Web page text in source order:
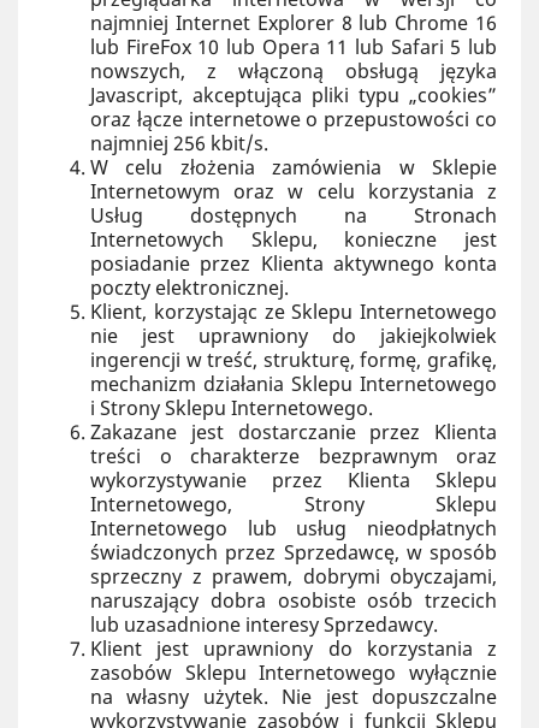
najmniej Internet Explorer 8 lub Chrome 16
lub FireFox 10 lub Opera 11 lub Safari 5 lub
nowszych, z włączoną obsługą języka
Javascript, akceptująca pliki typu „cookies”
oraz łącze internetowe o przepustowości co
najmniej 256 kbit/s.
W celu złożenia zamówienia w Sklepie
Internetowym oraz w celu korzystania z
Usług dostępnych na Stronach
Internetowych Sklepu, konieczne jest
posiadanie przez Klienta aktywnego konta
poczty elektronicznej.
Klient, korzystając ze Sklepu Internetowego
nie jest uprawniony do jakiejkolwiek
ingerencji w treść, strukturę, formę, grafikę,
mechanizm działania Sklepu Internetowego
i Strony Sklepu Internetowego.
Zakazane jest dostarczanie przez Klienta
treści o charakterze bezprawnym oraz
wykorzystywanie przez Klienta Sklepu
Internetowego, Strony Sklepu
Internetowego lub usług nieodpłatnych
świadczonych przez Sprzedawcę, w sposób
sprzeczny z prawem, dobrymi obyczajami,
naruszający dobra osobiste osób trzecich
lub uzasadnione interesy Sprzedawcy.
Klient jest uprawniony do korzystania z
zasobów Sklepu Internetowego wyłącznie
na własny użytek. Nie jest dopuszczalne
wykorzystywanie zasobów i funkcji Sklepu